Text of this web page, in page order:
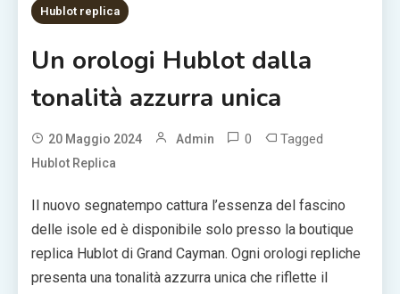
Hublot replica
Un orologi Hublot dalla
tonalità azzurra unica
20 Maggio 2024 Admin 0 Tagged
Hublot Replica
Il nuovo segnatempo cattura l’essenza del fascino
delle isole ed è disponibile solo presso la boutique
replica Hublot di Grand Cayman. Ogni orologi repliche
presenta una tonalità azzurra unica che riflette il